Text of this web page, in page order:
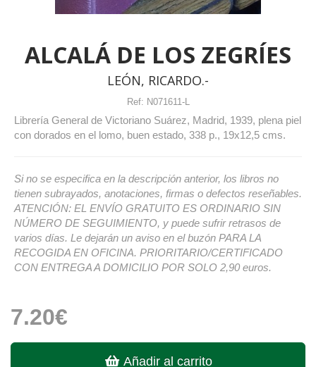
ALCALÁ DE LOS ZEGRÍES
LEÓN, RICARDO.-
Ref: N071611-L
Librería General de Victoriano Suárez, Madrid, 1939, plena piel
con dorados en el lomo, buen estado, 338 p., 19x12,5 cms.
Si no se especifica en la descripción anterior, los libros no
tienen subrayados, anotaciones, firmas o defectos reseñables.
ATENCIÓN: EL ENVÍO GRATUITO ES ORDINARIO SIN
NÚMERO DE SEGUIMIENTO, y puede sufrir retrasos de
varios días. Le dejarán un aviso en el buzón PARA LA
RECOGIDA EN OFICINA. PRIORITARIO/CERTIFICADO
CON ENTREGA A DOMICILIO POR SOLO 2,90 euros.
7.20€
Añadir al carrito